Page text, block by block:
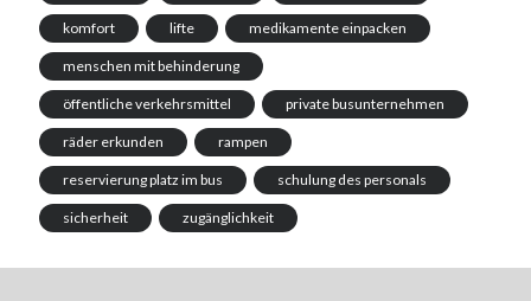
komfort lifte medikamente einpacken
menschen mit behinderung
öffentliche verkehrsmittel private busunternehmen
räder erkunden rampen
reservierung platz im bus schulung des personals
sicherheit zugänglichkeit